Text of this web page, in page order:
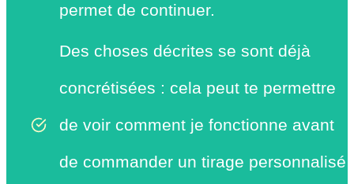
permet de continuer.
Des choses décrites se sont déjà
concrétisées : cela peut te permettre
de voir comment je fonctionne avant
de commander un tirage personnalisé